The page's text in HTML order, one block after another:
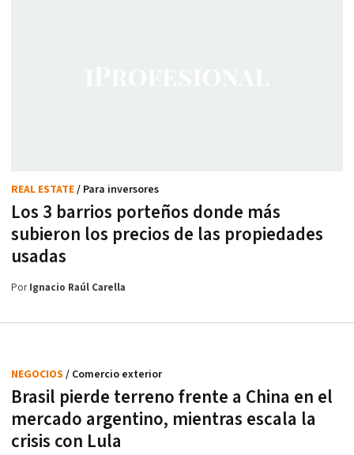
Los 3 barrios porteños donde más
subieron los precios de las propiedades
usadas
REAL ESTATE/ Para inversores
PorIgnacio Raúl Carella
Brasil pierde terreno frente a China en el
mercado argentino, mientras escala la
crisis con Lula
NEGOCIOS / Comercio exterior